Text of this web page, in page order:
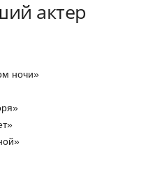
актер
ночи»